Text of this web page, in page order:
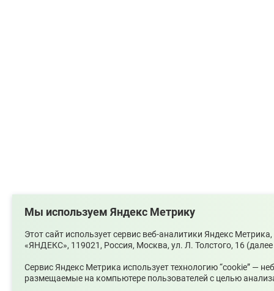
Мы используем Яндекс Метрику
Этот сайт использует сервис веб-аналитики Яндекс
«ЯНДЕКС», 119021, Россия, Москва, ул. Л. Толстого, 16
Сервис Яндекс Метрика использует технологию “cookie” —
размещаемые на компьютере пользователей с целью